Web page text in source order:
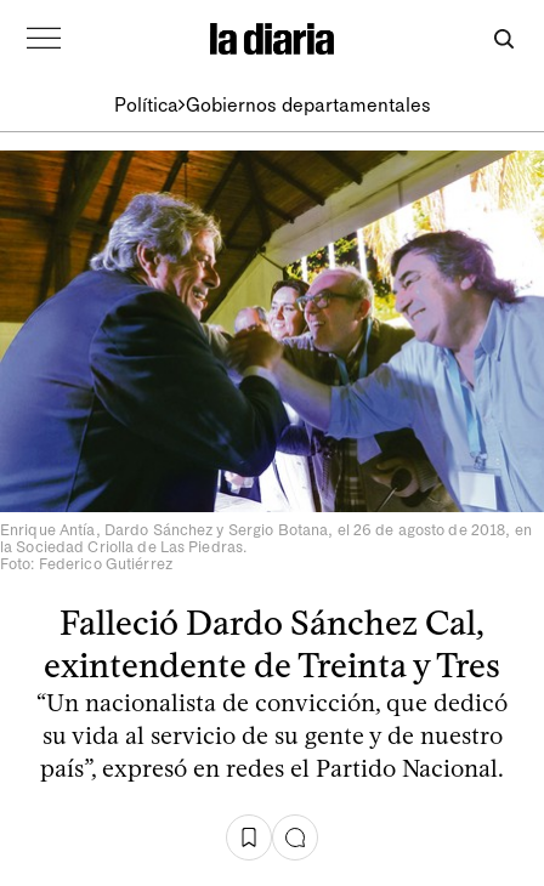
Política Gobiernos departamentales
Enrique Antía, Dardo Sánchez y Sergio Botana, el 26 de agosto de 2018, en
la Sociedad Criolla de Las Piedras.
Foto: Federico Gutiérrez
Falleció Dardo Sánchez Cal,
exintendente de Treinta y Tres
“Un nacionalista de convicción, que dedicó
su vida al servicio de su gente y de nuestro
país”, expresó en redes el Partido Nacional.